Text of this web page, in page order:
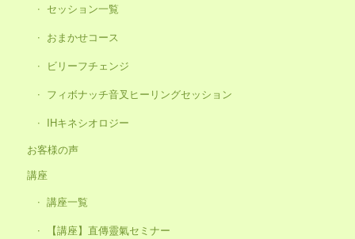
セッション一覧
おまかせコース
ビリーフチェンジ
フィボナッチ音叉ヒーリングセッション
IHキネシオロジー
お客様の声
講座
講座一覧
【講座】直傳靈氣セミナー